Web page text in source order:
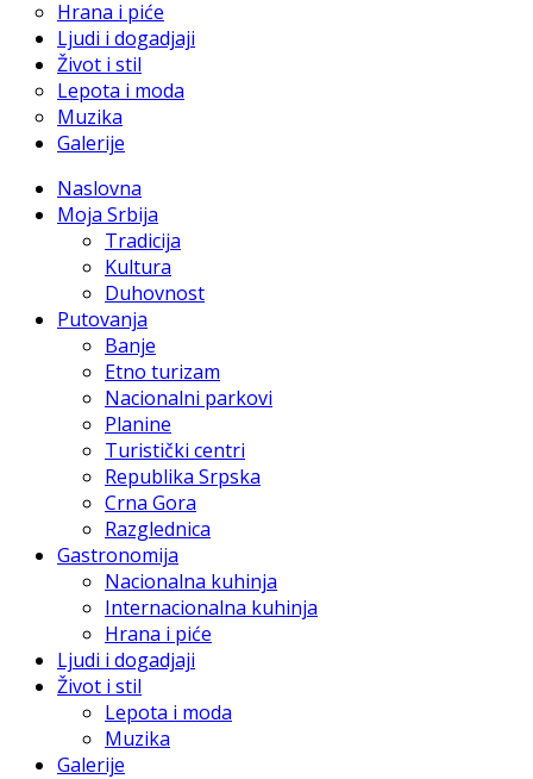
Hrana i piće
Ljudi i dogadjaji
Život i stil
Lepota i moda
Muzika
Galerije
Naslovna
Moja Srbija
Tradicija
Kultura
Duhovnost
Putovanja
Banje
Etno turizam
Nacionalni parkovi
Planine
Turistički centri
Republika Srpska
Crna Gora
Razglednica
Gastronomija
Nacionalna kuhinja
Internacionalna kuhinja
Hrana i piće
Ljudi i dogadjaji
Život i stil
Lepota i moda
Muzika
Galerije